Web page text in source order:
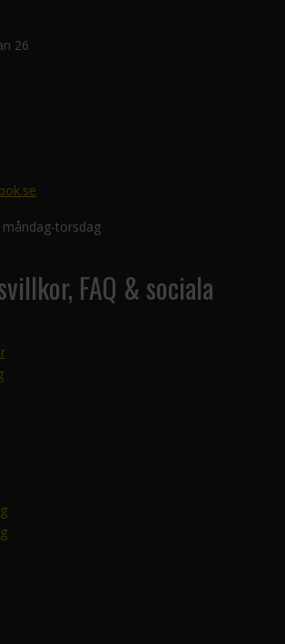
26
torsdag
FAQ & sociala